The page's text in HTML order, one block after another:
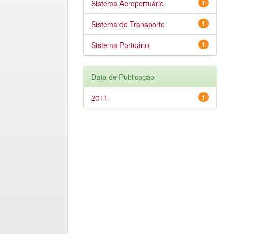
1
Sistema Aeroportuário
1
Sistema de Transporte
1
Sistema Portuário
Data de Publicação
1
2011